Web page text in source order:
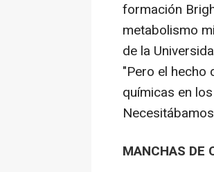
formación
metabolismo
de la
"Pero el
químicas en
MANCHAS DE